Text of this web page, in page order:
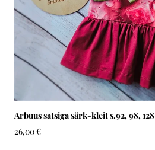
Arbuus satsiga särk-kleit s.92, 98, 128
26,00 €